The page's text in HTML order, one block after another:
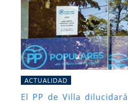
ACTUALIDAD
El PP de Villa